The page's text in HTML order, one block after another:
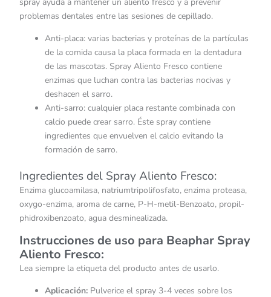
problemas dentales entre las sesiones de cepillado.
Anti-placa: varias bacterias y proteínas de la partículas
de la comida causa la placa formada en la dentadura
de las mascotas. Spray Aliento Fresco contiene
enzimas que luchan contra las bacterias nocivas y
deshacen el sarro.
Anti-sarro: cualquier placa restante combinada con
calcio puede crear sarro. Éste spray contiene
ingredientes que envuelven el calcio evitando la
formación de sarro.
Ingredientes del Spray Aliento Fresco:
Enzima glucoamilasa, natriumtripolifosfato, enzima proteasa,
oxygo-enzima, aroma de carne, P-H-metil-Benzoato, propil-
phidroxibenzoato, agua desminealizada.
Instrucciones de uso para Beaphar Spray
Aliento Fresco:
Lea siempre la etiqueta del producto antes de usarlo.
Aplicación: Pulverice el spray 3-4 veces sobre los